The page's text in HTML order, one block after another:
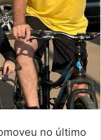
no último